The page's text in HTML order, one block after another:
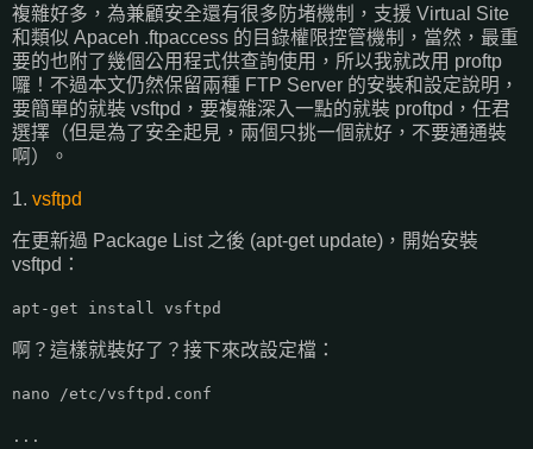
複雜好多，為兼顧安全還有很多防堵機制，支援 Virtual Site
和類似 Apaceh .ftpaccess 的目錄權限控管機制，當然，最重
要的也附了幾個公用程式供查詢使用，所以我就改用 proftp
囉！不過本文仍然保留兩種 FTP Server 的安裝和設定說明，
要簡單的就裝 vsftpd，要複雜深入一點的就裝 proftpd，任君
選擇（但是為了安全起見，兩個只挑一個就好，不要通通裝
啊）。
1. vsftpd
在更新過 Package List 之後 (apt-get update)，開始安裝
vsftpd：
apt-get install vsftpd
啊？這樣就裝好了？接下來改設定檔：
nano /etc/vsftpd.conf
...